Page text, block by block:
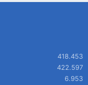
418.453
422.597
6.953